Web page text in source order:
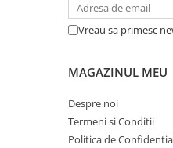
Vreau sa primesc
MAGAZINUL MEU
Despre noi
Termeni si Conditii
Politica de